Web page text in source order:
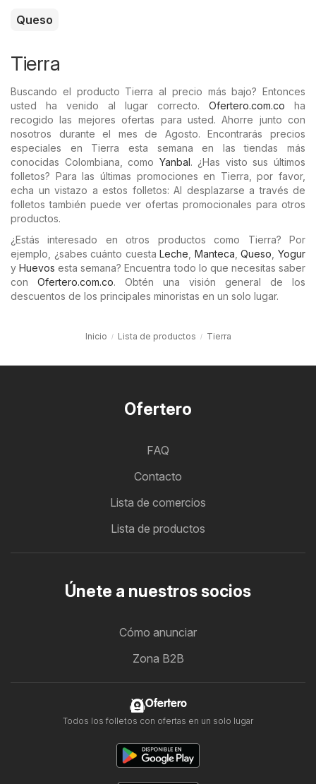
Queso
Tierra
Buscando el producto Tierra al precio más bajo? Entonces
usted ha venido al lugar correcto. Ofertero.com.co ha
recogido las mejores ofertas para usted. Ahorre junto con
nosotros durante el mes de Agosto. Encontrarás precios
especiales en Tierra esta semana en las tiendas más
conocidas Colombiana, como Yanbal. ¿Has visto sus últimos
folletos? Para las últimas promociones en Tierra, por favor,
echa un vistazo a estos folletos: Al desplazarse a través de
folletos también puede ver ofertas promocionales para otros
productos.
¿Estás interesado en otros productos como Tierra? Por
ejemplo, ¿sabes cuánto cuestaLeche Manteca ,Queso ,Yogur
yHuevos esta semana? Encuentra todo lo que necesitas saber
con Ofertero.com.co. Obtén una visión general de los
descuentos de los principales minoristas en un solo lugar.
Inicio Lista de productos Tierra
Ofertero
FAQ
Contacto
Lista de comercios
Lista de productos
Únete a nuestros socios
Cómo anunciar
Zona B2B
Ofertero
Todos los folletos con ofertas en un solo lugar